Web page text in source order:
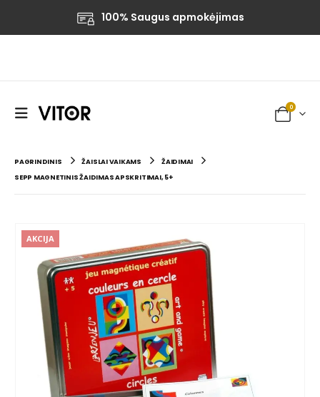
100% Saugus apmokėjimas
0
PAGRINDINIS ŽAISLAI VAIKAMS
ŽAIDIMAI
SEPP MAGNETINIS ŽAIDIMAS APSKRITIMAI, 5+
AKCIJA